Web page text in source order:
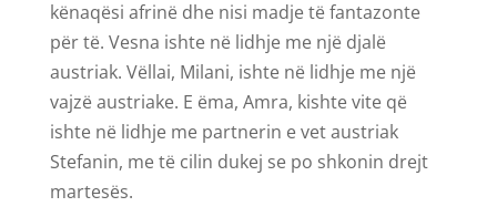
kënaqësi afrinë dhe nisi madje të fantazonte
për të. Vesna ishte në lidhje me një djalë
austriak. Vëllai, Milani, ishte në lidhje me një
vajzë austriake. E ëma, Amra, kishte vite që
ishte në lidhje me partnerin e vet austriak
Stefanin, me të cilin dukej se po shkonin drejt
martesës.